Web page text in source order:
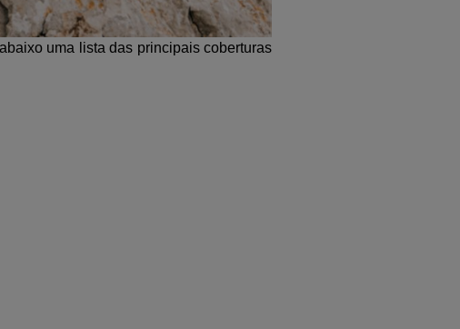
uma lista das principais coberturas